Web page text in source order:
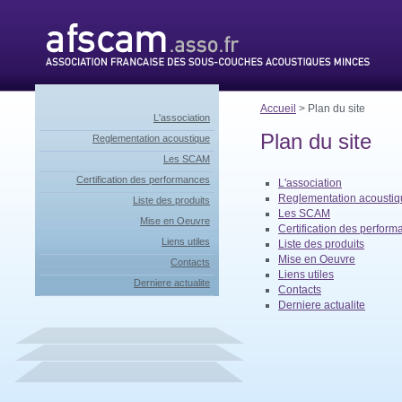
L'association
Reglementation acoustique
Les SCAM
Certification des performances
Liste des produits
Mise en Oeuvre
Liens utiles
Contacts
Derniere actualite
Accueil > Plan du site
Plan du site
L'association
Reglementation
Les SCAM
Certification des
Liste des produits
Mise en Oeuvre
Liens utiles
Contacts
Derniere actualite